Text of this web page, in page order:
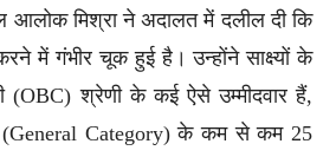
आलोक मिश्रा ने अदालत में दलील दी कि
में गंभीर चूक हुई है। उन्होंने साक्ष्यों के
(OBC) श्रेणी के कई ऐसे उम्मीदवार हैं,
(General Category) के कम से कम 25